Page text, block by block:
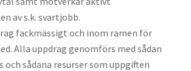
av s.k. svartjobb.
fackmässigt och inom ramen för
Alla uppdrag genomförs med sådan
och sådana resurser som uppgiften